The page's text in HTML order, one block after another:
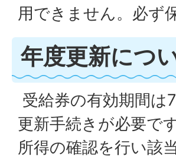
用できません。必ず
年度更新につ
受給券の有効期間は
更新手続きが必要で
所得の確認を行い該